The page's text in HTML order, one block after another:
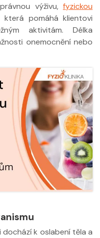
výživu, fyzickou
pomáhá klientovi
aktivitám. Délka
onemocnění nebo
k oslabení těla a